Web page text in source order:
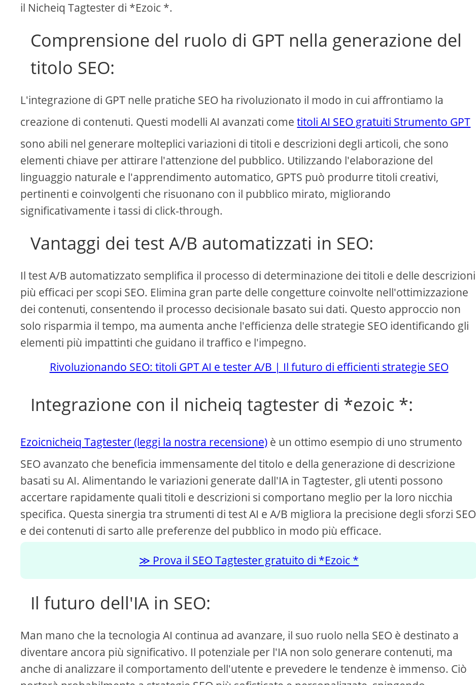
il Nicheiq Tagtester di *Ezoic *.
Comprensione del ruolo di GPT nella generazione del
titolo SEO:
L'integrazione di GPT nelle pratiche SEO ha rivoluzionato il modo in cui affrontiamo la
creazione di contenuti. Questi modelli AI avanzati cometitoli AI SEO gratuiti Strumento GPT
sono abili nel generare molteplici variazioni di titoli e descrizioni degli articoli, che sono
elementi chiave per attirare l'attenzione del pubblico. Utilizzando l'elaborazione del
linguaggio naturale e l'apprendimento automatico, GPTS può produrre titoli creativi,
pertinenti e coinvolgenti che risuonano con il pubblico mirato, migliorando
significativamente i tassi di click-through.
Vantaggi dei test A/B automatizzati in SEO:
Il test A/B automatizzato semplifica il processo di determinazione dei titoli e delle descrizioni
più efficaci per scopi SEO. Elimina gran parte delle congetture coinvolte nell'ottimizzazione
dei contenuti, consentendo il processo decisionale basato sui dati. Questo approccio non
solo risparmia il tempo, ma aumenta anche l'efficienza delle strategie SEO identificando gli
elementi più impattinti che guidano il traffico e l'impegno.
Rivoluzionando SEO: titoli GPT AI e tester A/B | Il futuro di efficienti strategie SEO
Integrazione con il nicheiq tagtester di *ezoic *:
Ezoicnicheiq Tagtester (leggi la nostra recensione) è un ottimo esempio di uno strumento
SEO avanzato che beneficia immensamente del titolo e della generazione di descrizione
basati su AI. Alimentando le variazioni generate dall'IA in Tagtester, gli utenti possono
accertare rapidamente quali titoli e descrizioni si comportano meglio per la loro nicchia
specifica. Questa sinergia tra strumenti di test AI e A/B migliora la precisione degli sforzi SEO
e dei contenuti di sarto alle preferenze del pubblico in modo più efficace.
Prova il SEO Tagtester gratuito di *Ezoic *
Il futuro dell'IA in SEO:
Man mano che la tecnologia AI continua ad avanzare, il suo ruolo nella SEO è destinato a
diventare ancora più significativo. Il potenziale per l'IA non solo generare contenuti, ma
anche di analizzare il comportamento dell'utente e prevedere le tendenze è immenso. Ciò